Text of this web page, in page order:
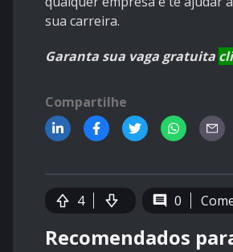
sua carreira.
Garanta sua vaga gratuita
Compartilhe
4 0
Recomendados